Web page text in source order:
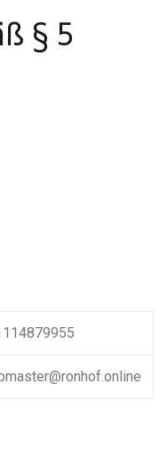
§ 5